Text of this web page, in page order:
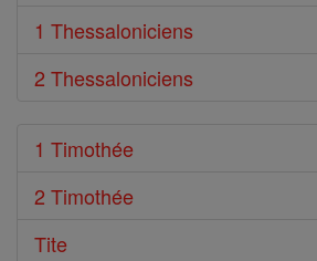
1 Thessaloniciens
2 Thessaloniciens
1 Timothée
2 Timothée
Tite